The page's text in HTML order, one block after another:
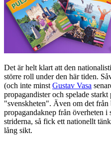
Det är helt klart att den
större roll under den här tiden.
(och inte minst Gustav Vasa
propagandister och spelade
"svenskheten". Även om det från
propagandaknep från överheten i
striderna, så fick ett nationellt
lång sikt.